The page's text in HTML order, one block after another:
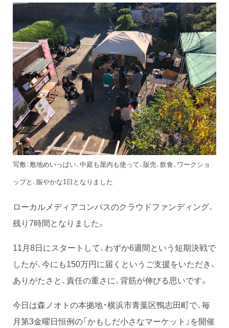
写敷：敷地めいっぱい、中庭も屋内も使って、販売、飲食、ワークショ
ップと、賑やかな1日となりました
ローカルメディアコンパスのクラウドファンディング、
残り7時間となりました。
11月8日にスタートして、わずか6週間という短期決戦で
したが、今にも150万円に届くというご支援をいただき、
ありがたさと、責任の重さに、背筋が伸びる思いです。
今日は森ノオトの本拠地・横浜市青葉区鴨志田町で、毎
月第3金曜日恒例の「かもしだ小さなマーケット」を開催